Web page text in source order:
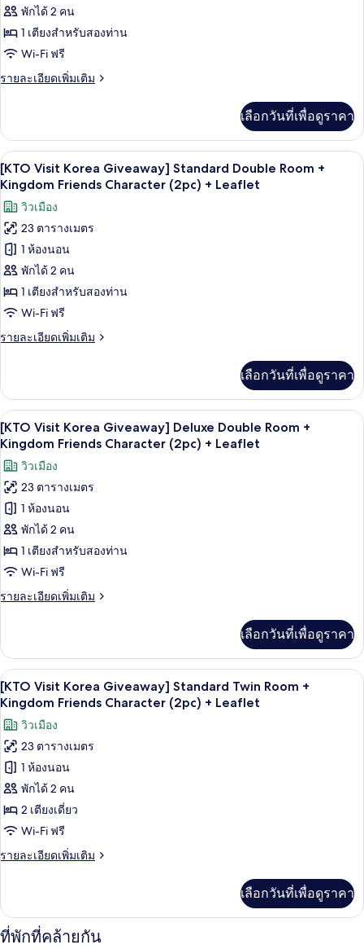
[7NT]
Deluxe
Double
พักได้ 2 คน
1 เตียงสำหรับสองท่าน
Wi-Fi ฟรี
รายละเอียดเพิ่มเติม
ราย
เกี่ยว
กับ
[7NT]
Deluxe
Double
Room
เลือกวันที่เพื่อดูราคา
เปิด
ภาพถ่าย
ทั้งหมด
ของ
[KTO
Visit
Korea
Giveaway]
Standard
Double
Kingdom
Friends
Character
(2pc)
+
Leaflet
เครื่องนอนระดับพรีเมียม, ตู้นิรภัยในห้
9
[KTO Visit Korea Giveaway] Standard Double Room +
Kingdom Friends Character (2pc) + Leaflet
วิวเมือง
23 ตารางเมตร
1 ห้องนอน
พักได้ 2 คน
1 เตียงสำหรับสองท่าน
Wi-Fi ฟรี
รายละเอียดเพิ่มเติม
ราย
เกี่ยว
กับ
[KTO
Visit
Korea
Giveaway]
Standard
Double
Room
+
Friends
Character
+
เลือกวันที่เพื่อดูราคา
เปิด
ภาพถ่าย
ทั้งหมด
ของ
[KTO
Visit
Korea
Giveaway]
Deluxe
Double
Kingdom
Friends
Character
(2pc)
+
Leaflet
เครื่องนอนระดับพรีเมียม, ตู้นิรภัยในห้
9
[KTO Visit Korea Giveaway] Deluxe Double Room +
Kingdom Friends Character (2pc) + Leaflet
วิวเมือง
23 ตารางเมตร
1 ห้องนอน
พักได้ 2 คน
1 เตียงสำหรับสองท่าน
Wi-Fi ฟรี
รายละเอียดเพิ่มเติม
ราย
เกี่ยว
กับ
[KTO
Visit
Korea
Giveaway]
Deluxe
Double
Room
+
Friends
Character
+
เลือกวันที่เพื่อดูราคา
เปิด
ภาพถ่าย
ทั้งหมด
ของ
[KTO
Visit
Korea
Giveaway]
Standard
Twin
Kingdom
Friends
เครื่องนอนระดับพรีเมียม, ตู้นิรภัยในห้
6
[KTO Visit Korea Giveaway] Standard Twin Room +
Kingdom Friends Character (2pc) + Leaflet
วิวเมือง
23 ตารางเมตร
1 ห้องนอน
พักได้ 2 คน
2 เตียงเดี่ยว
Wi-Fi ฟรี
รายละเอียดเพิ่มเติม
ราย
เกี่ยว
กับ
[KTO
เลือกวันที่เพื่อดูราคา
ที่พักที่คล้ายกัน